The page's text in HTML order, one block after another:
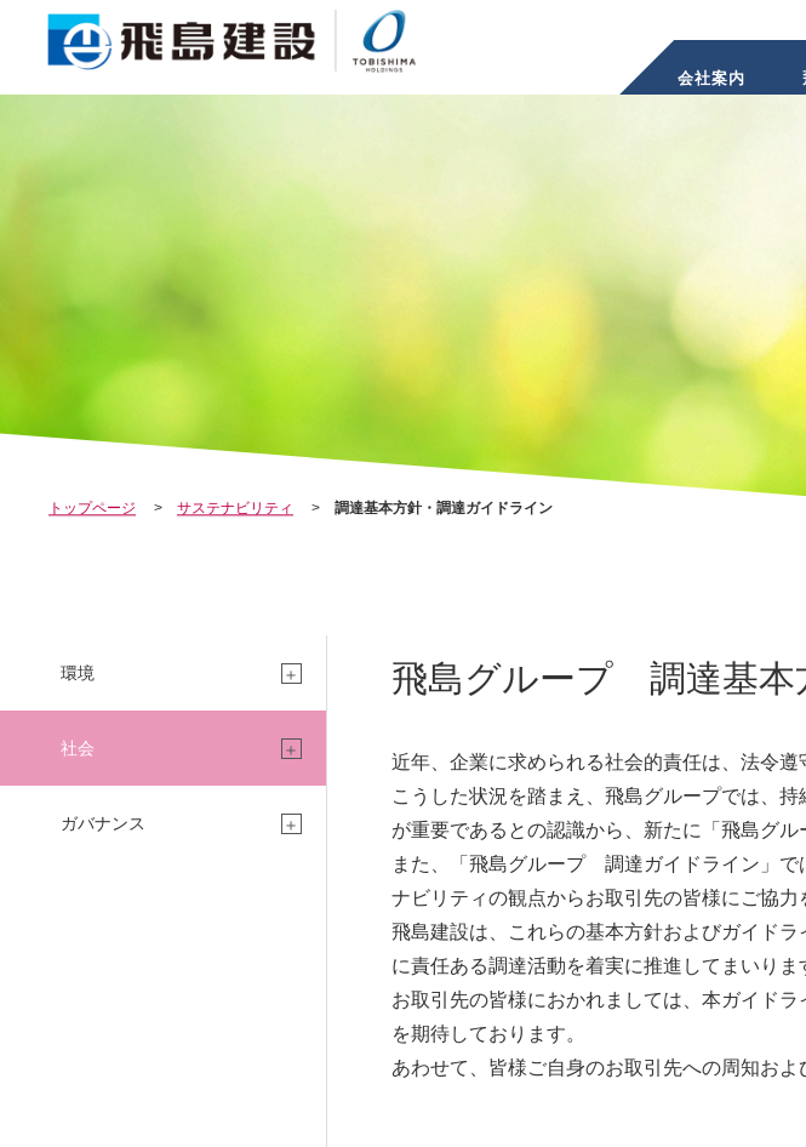
会社案内
COMPANY
CONCIERGE
トップページ サステナビリティ 調達基本方針・調達ガイドライン
飛島グループ 調達基本
近年、企業に求められる社会的責任は、法令
こうした状況を踏まえ、飛島グループでは、
が重要であるとの認識から、新たに「飛島グ
また、「飛島グループ 調達ガイドライン」で
ナビリティの観点からお取引先の皆様にご協
飛島建設は、これらの基本方針およびガイド
に責任ある調達活動を着実に推進してまいりま
お取引先の皆様におかれましては、本ガイド
を期待しております。
あわせて、皆様ご自身のお取引先への周知お
環境
社会
ガバナンス